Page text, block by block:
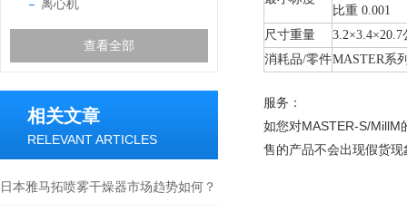
离心机
查看全部
相关文章
RELEVANT ARTICLES
日本雅马拓喷雾干燥器市场趋势如何？
比重 0.001
尺寸重量
消耗品/零件MASTER系
服务：
如您对MASTER-S/MillM
售的产品不会出现假货